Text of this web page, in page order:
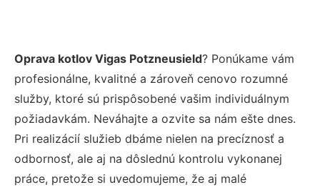
Oprava kotlov Vigas Potzneusield? Ponúkame vám
profesionálne, kvalitné a zároveň cenovo rozumné
služby, ktoré sú prispôsobené vašim individuálnym
požiadavkám. Neváhajte a ozvite sa nám ešte dnes.
Pri realizácií služieb dbáme nielen na precíznosť a
odbornosť, ale aj na dôslednú kontrolu vykonanej
práce, pretože si uvedomujeme, že aj malé